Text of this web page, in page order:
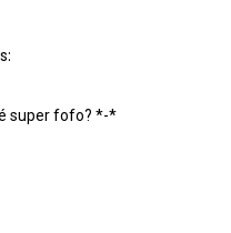
super fofo? *-*